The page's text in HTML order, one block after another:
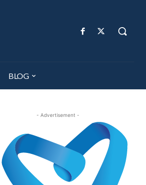
BLOG
- Advertisement -